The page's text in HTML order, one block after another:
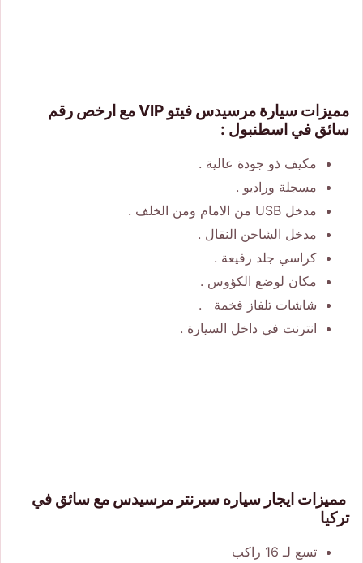
مميزات سيارة مرسيدس فيتو VIP مع ارخص رقم
سائق في اسطنبول :
مكيف ذو جودة عالية .
مسجلة وراديو .
مدخل USB من الامام ومن الخلف .
مدخل الشاحن النقال .
كراسي جلد رفيعة .
مكان لوضع الكؤوس .
شاشات تلفاز فخمة .
انترنت في داخل السيارة .
مميزات ايجار سياره سبرنتر مرسيدس مع سائق في
تركيا
تسع لـ 16 راكب